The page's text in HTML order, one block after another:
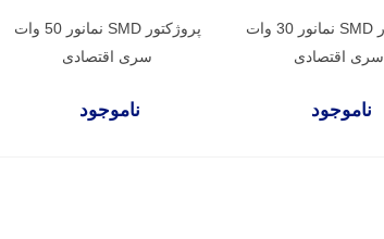
پروژکتور SMD نمانور 30 وات
سری اقتصادی
ناموجود
پروژکتور SMD نمانور 50 وات
سری اقتصادی
ناموجود